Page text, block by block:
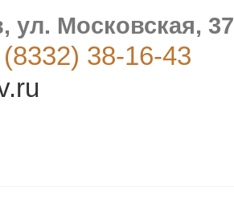
ул. Московская, 37
38-16-43